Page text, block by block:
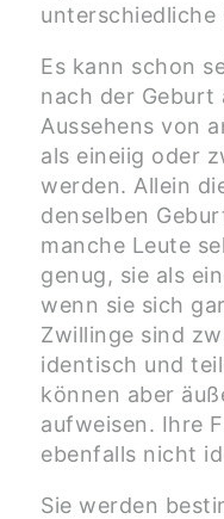
unterschiedliche
Es kann schon
nach der Geburt
Aussehens von
als eineiig oder
werden. Allein
denselben
manche Leute
genug, sie als
wenn sie sich
Zwillinge sind
identisch und
können aber
aufweisen. Ihre
ebenfalls nicht
Sie werden